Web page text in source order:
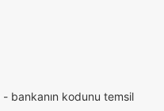
- bankanın kodunu temsil